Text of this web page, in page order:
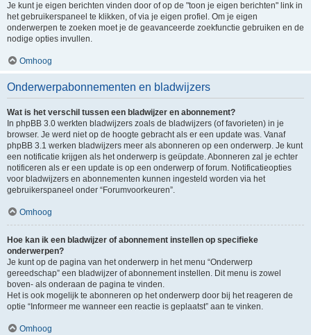
Je kunt je eigen berichten vinden door of op de "toon je eigen berichten" link in
het gebruikerspaneel te klikken, of via je eigen profiel. Om je eigen
onderwerpen te zoeken moet je de geavanceerde zoekfunctie gebruiken en de
nodige opties invullen.
Omhoog
Onderwerpabonnementen en bladwijzers
Wat is het verschil tussen een bladwijzer en abonnement?
In phpBB 3.0 werkten bladwijzers zoals de bladwijzers (of favorieten) in je
browser. Je werd niet op de hoogte gebracht als er een update was. Vanaf
phpBB 3.1 werken bladwijzers meer als abonneren op een onderwerp. Je kunt
een notificatie krijgen als het onderwerp is geüpdate. Abonneren zal je echter
notificeren als er een update is op een onderwerp of forum. Notificatieopties
voor bladwijzers en abonnementen kunnen ingesteld worden via het
gebruikerspaneel onder “Forumvoorkeuren”.
Omhoog
Hoe kan ik een bladwijzer of abonnement instellen op specifieke
onderwerpen?
Je kunt op de pagina van het onderwerp in het menu “Onderwerp
gereedschap” een bladwijzer of abonnement instellen. Dit menu is zowel
boven- als onderaan de pagina te vinden.
Het is ook mogelijk te abonneren op het onderwerp door bij het reageren de
optie “Informeer me wanneer een reactie is geplaatst” aan te vinken.
Omhoog